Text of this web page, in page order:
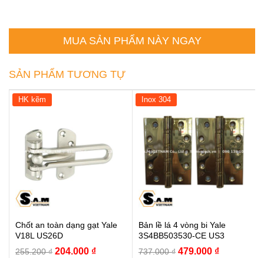
MUA SẢN PHẨM NÀY NGAY
SẢN PHẨM TƯƠNG TỰ
HK kẽm
Chốt an toàn dạng gạt Yale
V18L US26D
255.200₫ Giá
204.000 ₫Giá
Inox 304
Bản lề lá 4 vòng bi Yale
3S4BB503530-CE US3
737.000₫ Giá
479.000 ₫Giá